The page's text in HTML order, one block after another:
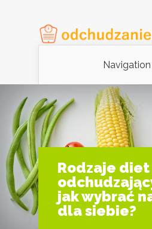
Rodzaje diet
jak wybrać
dla siebie?